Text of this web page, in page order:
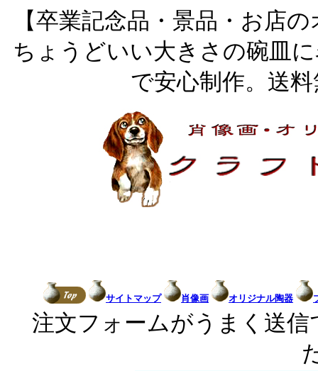
【卒業記念品・景品・お店
ちょうどいい大きさの碗皿
で安心制作。送
サイトマップ 肖像画 オリジナル陶器
注文フォームがうまく送信